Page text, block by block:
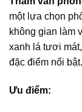
một lựa chọn
không gian làm
xanh lá tươi
đặc điểm nổi bật.
Ưu điểm: